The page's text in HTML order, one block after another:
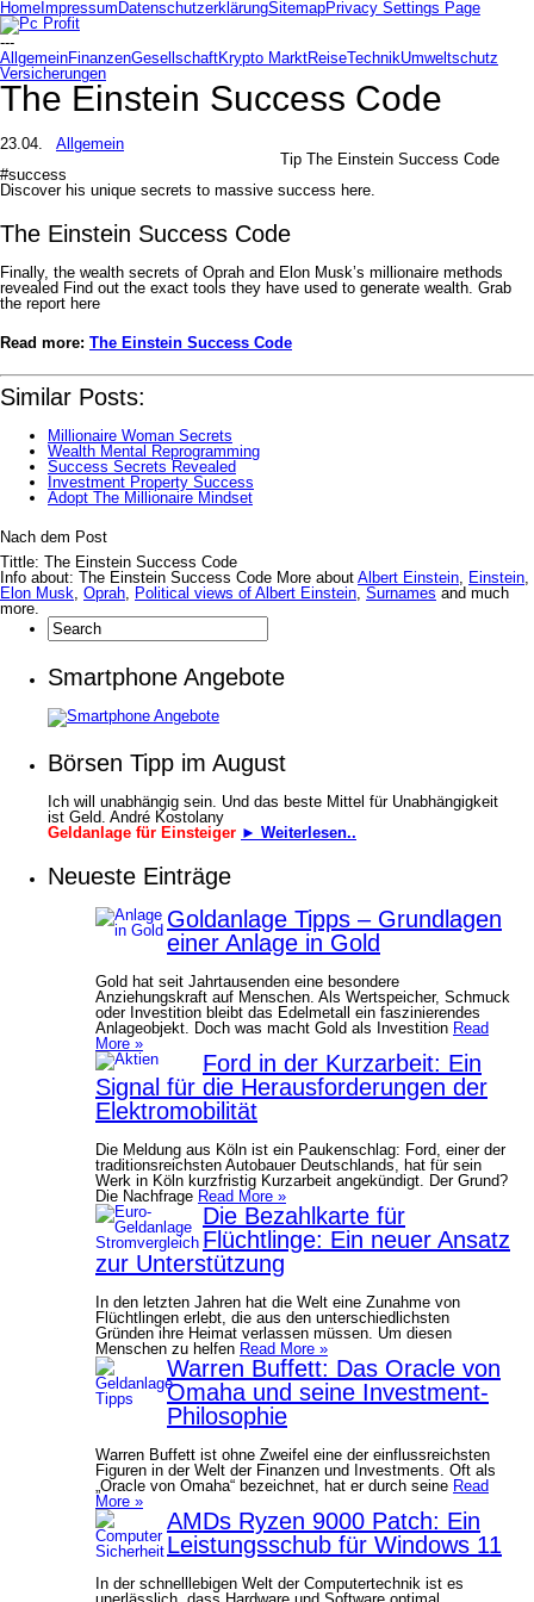
Home Impressum DatenschutzerklärungSitemapPrivacy Settings Page
---
AllgemeinFinanzenGesellschaftKrypto MarktReiseTechnikUmweltschutz
Versicherungen
The Einstein Success Code
23.04.
Allgemein
Tip The Einstein Success Code
#success
Discover his unique secrets to massive success here.
The Einstein Success Code
Finally, the wealth secrets of Oprah and Elon Musk’s millionaire methods
revealed Find out the exact tools they have used to generate wealth. Grab
the report here
Read more: The Einstein Success Code
Similar Posts:
Millionaire Woman Secrets
Wealth Mental Reprogramming
Success Secrets Revealed
Investment Property Success
Adopt The Millionaire Mindset
Nach dem Post
Tittle: The Einstein Success Code
Info about: The Einstein Success Code More about Albert Einstein Einstein
Elon Musk Oprah Political views of Albert Einstein Surnames and much
more.
Smartphone Angebote
Börsen Tipp im August
Ich will unabhängig sein. Und das beste Mittel für Unabhängigkeit
ist Geld. André Kostolany
Geldanlage für Einsteiger ► Weiterlesen..
Neueste Einträge
Goldanlage Tipps – Grundlagen
einer Anlage in Gold
Gold hat seit Jahrtausenden eine besondere
Anziehungskraft auf Menschen. Als Wertspeicher, Schmuck
oder Investition bleibt das Edelmetall ein faszinierendes
Anlageobjekt. Doch was macht Gold als Investition Read
More »
Ford in der Kurzarbeit: Ein
Signal für die Herausforderungen der
Elektromobilität
Die Meldung aus Köln ist ein Paukenschlag: Ford, einer der
traditionsreichsten Autobauer Deutschlands, hat für sein
Werk in Köln kurzfristig Kurzarbeit angekündigt. Der Grund?
Die Nachfrage Read More »
Die Bezahlkarte für
Flüchtlinge: Ein neuer Ansatz
zur Unterstützung
In den letzten Jahren hat die Welt eine Zunahme von
Flüchtlingen erlebt, die aus den unterschiedlichsten
Gründen ihre Heimat verlassen müssen. Um diesen
Menschen zu helfen Read More »
Warren Buffett: Das Oracle von
Omaha und seine Investment-
Philosophie
Warren Buffett ist ohne Zweifel eine der einflussreichsten
Figuren in der Welt der Finanzen und Investments. Oft als
„Oracle von Omaha“ bezeichnet, hat er durch seine Read
More »
AMDs Ryzen 9000 Patch: Ein
Leistungsschub für Windows 11
In der schnelllebigen Welt der Computertechnik ist es
unerlässlich, dass Hardware und Software optimal